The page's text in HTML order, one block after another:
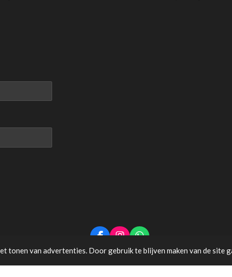
tonen van advertenties. Door gebruik te blijven maken van de site
a
e
n
t
h
t